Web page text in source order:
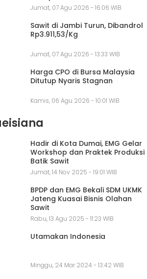
Jumat, 07 Agu 2026 - 16:06 WIB
Sawit di Jambi Turun, Dibandrol
Rp3.911,53/Kg
Jumat, 07 Agu 2026 - 13:33 WIB
Harga CPO di Bursa Malaysia
Ditutup Nyaris Stagnan
Kamis, 06 Agu 2026 - 10:01 WIB
Hadir di Kota Dumai, EMG Gelar
Workshop dan Praktek Produksi
Batik Sawit
Jumat, 14 Nov 2025 - 19:01 WIB
BPDP dan EMG Bekali SDM UKMK
Jateng Kuasai Bisnis Olahan
Sawit
Rabu, 13 Agu 2025 - 11:23 WIB
Utamakan Indonesia
Minggu, 24 Mar 2024 - 13:42 WIB